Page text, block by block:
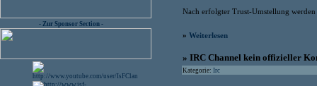
- Zur Sponsor Section -
Nach erfolgter Trust-Umstellung
» Weiterlesen
» IRC Channel kein offizieller
Kategorie: Irc